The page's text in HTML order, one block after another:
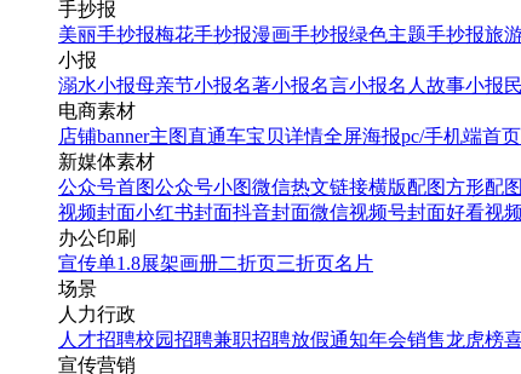
手抄报
美丽手抄报梅花手抄报漫画手抄报绿色主题手抄报旅
小报
溺水小报母亲节小报名著小报名言小报名人故事小报
电商素材
店铺banner主图直通车宝贝详情全屏海报pc/手机端首页
新媒体素材
公众号首图公众号小图微信热文链接横版配图方形配图
视频封面小红书封面抖音封面微信视频号封面好看视
办公印刷
宣传单1.8展架画册二折页三折页名片
场景
人力行政
人才招聘校园招聘兼职招聘放假通知年会销售龙虎榜
宣传营销